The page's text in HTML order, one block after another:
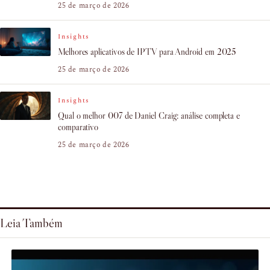
25 de março de 2026
Insights
Melhores aplicativos de IPTV para Android em 2025
25 de março de 2026
Insights
Qual o melhor 007 de Daniel Craig: análise completa e
comparativo
25 de março de 2026
Leia Também